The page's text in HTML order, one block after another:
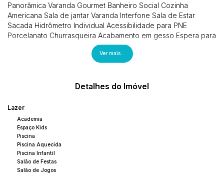
Panorâmica Varanda Gourmet Banheiro Social Cozinha
Americana Sala de jantar Varanda Interfone Sala de Estar
Sacada Hidrômetro Individual Acessibilidade para PNE
Porcelanato Churrasqueira Acabamento em gesso Espera para
split Infraestrutura para água quente Área de Serviço Cozinha
Lavabo Living Aquecimento a Gás CONDIÇÕES DE
PAGAMENTOChaves (1x) - R$ 1.058.134,24Reforço (3x) - R$
18.563,76 Incorporação: 3-59-205
Ver mais...
Detalhes do Imóvel
Lazer
Academia
Espaço Kids
Piscina
Piscina Aquecida
Piscina Infantil
Salão de Festas
Salão de Jogos